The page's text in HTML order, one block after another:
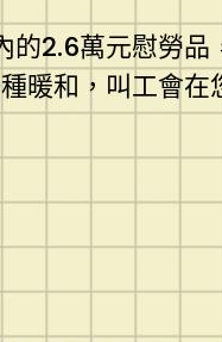
2.6萬元慰勞品
暖和，叫工會